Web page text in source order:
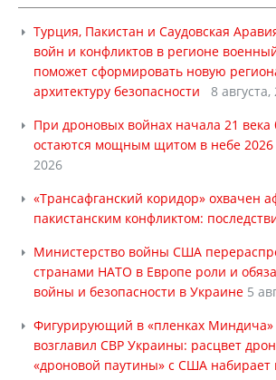
Турция, Пакистан и Саудовская
войн и конфликтов в регионе
поможет сформировать новую
архитектуру безопасности
8 августа,
При дроновых войнах начала 21
остаются мощным щитом в небе 2026
2026
«Трансафганский коридор» охвачен
пакистанским конфликтом:
Министерство войны США
странами НАТО в Европе роли и
войны и безопасности в Украине 5
Фигурирующий в «пленках
возглавил СВР Украины: расцвет
«дроновой паутины» с США набирает